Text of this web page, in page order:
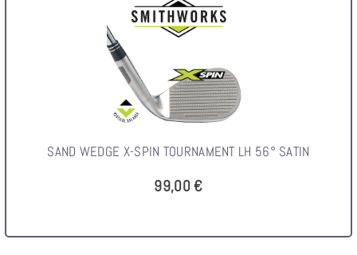
SAND WEDGE X-SPIN TOURNAMENT LH 56° SATIN
99,00 €